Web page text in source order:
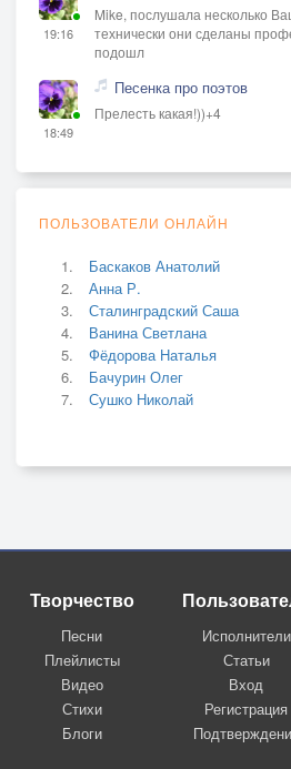
19:16
Mike, послушала несколько
технически они сделаны
подошл
18:49
Песенка про поэтов
Прелесть какая!))+4
ПОЛЬЗОВАТЕЛИ ОНЛАЙН
Баскаков Анатолий
Анна Р.
Сталинградский Саша
Ванина Светлана
Фёдорова Наталья
Бачурин Олег
Сушко Николай
Творчество
Песни
Плейлисты
Видео
Стихи
Блоги
Исполнители
Статьи
Вход
Регистрация